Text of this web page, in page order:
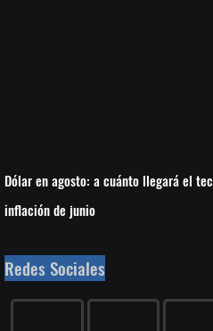
Dólar en agosto: a cuánto llegará el
inflación de junio
Redes Sociales